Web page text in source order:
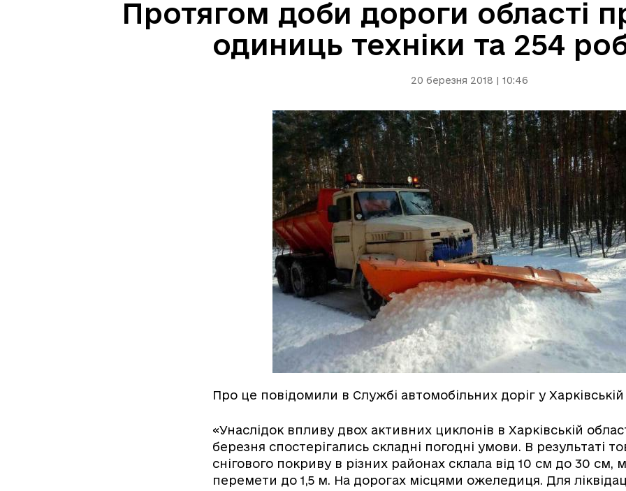
Протягом доби дороги області
одиниць техніки та 254
20 березня 2018 | 10:46
Про це повідомили в Службі автомобільних доріг у Харківській
«Унаслідок впливу двох активних циклонів в Харківській
березня спостерігались складні погодні умови. В результаті
снігового покриву в різних районах склала від 10 см до 30 см,
перемети до 1,5 м. На дорогах місцями ожеледиця. Для